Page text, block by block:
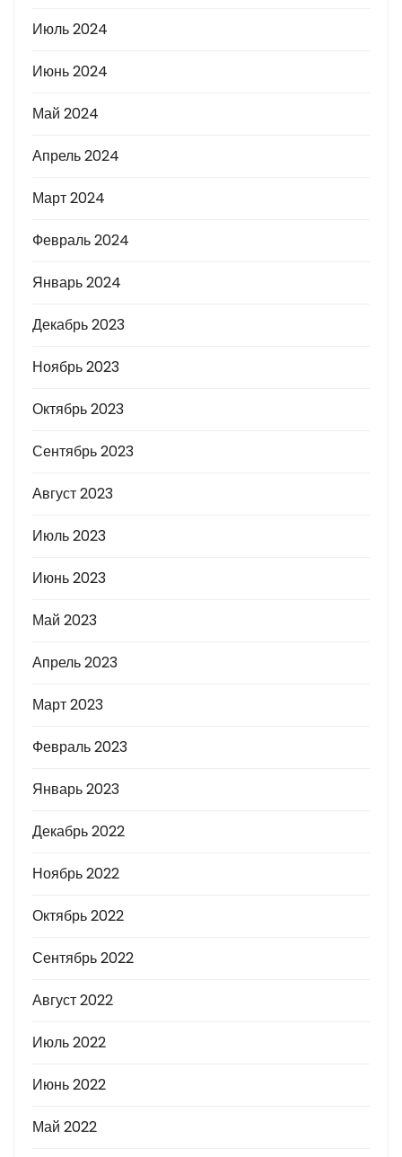
Июль 2024
Июнь 2024
Май 2024
Апрель 2024
Март 2024
Февраль 2024
Январь 2024
Декабрь 2023
Ноябрь 2023
Октябрь 2023
Сентябрь 2023
Август 2023
Июль 2023
Июнь 2023
Май 2023
Апрель 2023
Март 2023
Февраль 2023
Январь 2023
Декабрь 2022
Ноябрь 2022
Октябрь 2022
Сентябрь 2022
Август 2022
Июль 2022
Июнь 2022
Май 2022